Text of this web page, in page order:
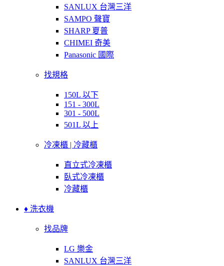
SANLUX 台灣三洋
SAMPO 聲寶
SHARP 夏普
CHIMEI 奇美
Panasonic 國際
找規格
150L 以下
151 - 300L
301 - 500L
501L 以上
冷凍櫃 | 冷藏櫃
直立式冷凍櫃
臥式冷凍櫃
冷藏櫃
♦ 洗衣機
找品牌
LG 樂金
SANLUX 台灣三洋